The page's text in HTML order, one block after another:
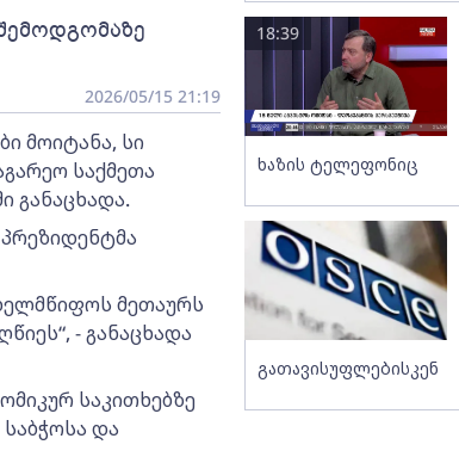
2026/05/15 21:19
მოიტანა, სი
საქმეთა
განაცხადა.
პრეზიდენტმა
მეთაურს
- განაცხადა
საკითხებზე
და
ხაზის ტელეფონიც
18:39
გათავისუფლებისკენ